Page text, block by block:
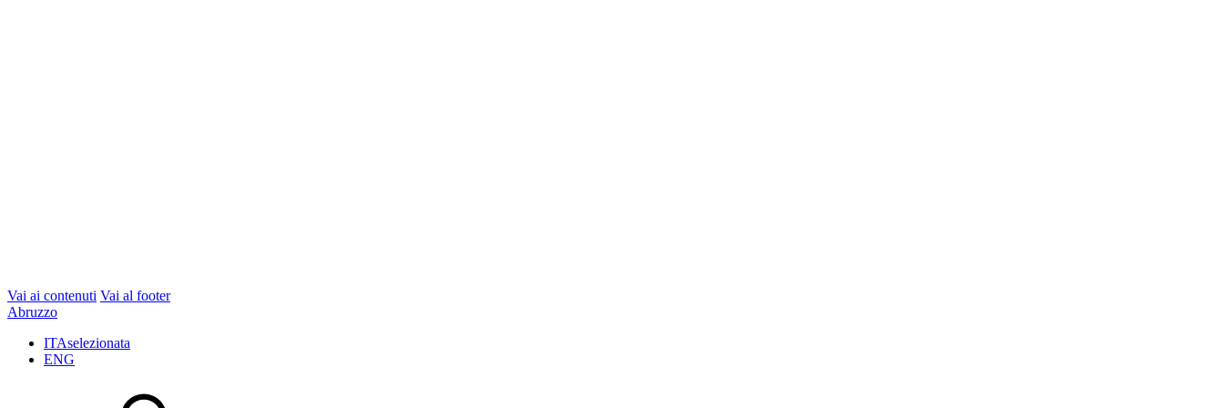
Vai ai contenuti Vai al footer
Abruzzo
ITAselezionata
ENG